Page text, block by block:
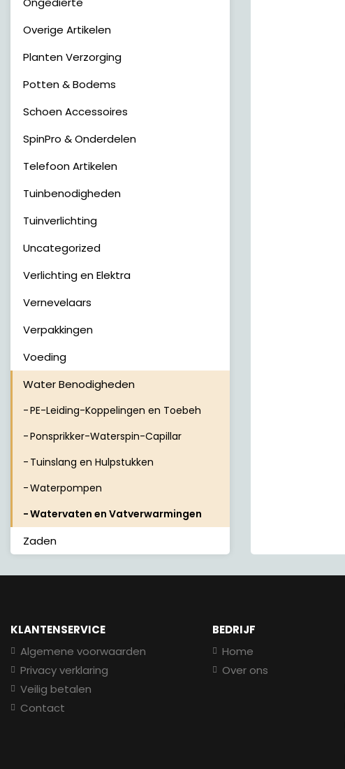
Overige Artikelen
Planten Verzorging
Potten & Bodems
Schoen Accessoires
SpinPro & Onderdelen
Telefoon Artikelen
Tuinbenodigheden
Tuinverlichting
Uncategorized
Verlichting en Elektra
Vernevelaars
Verpakkingen
Voeding
Water Benodigheden
PE-Leiding-Koppelingen en Toebeh
Ponsprikker-Waterspin-Capillar
Tuinslang en Hulpstukken
Waterpompen
Watervaten en Vatverwarmingen
Zaden
KLANTENSERVICE
Algemene voorwaarden
Privacy verklaring
Veilig betalen
Contact
BEDRIJF
Home
Over ons